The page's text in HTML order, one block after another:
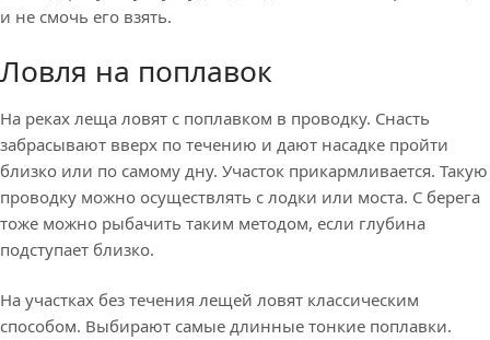
и не смочь его взять.
Ловля на поплавок
На реках леща ловят с поплавком в проводку. Снасть
забрасывают вверх по течению и дают насадке пройти
близко или по самому дну. Участок прикармливается. Такую
проводку можно осуществлять с лодки или моста. С берега
тоже можно рыбачить таким методом, если глубина
подступает близко.
На участках без течения лещей ловят классическим
способом. Выбирают самые длинные тонкие поплавки.